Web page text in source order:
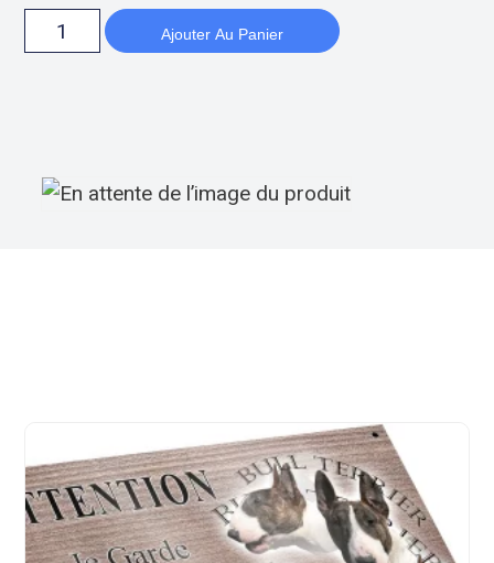
Ajouter Au Panier